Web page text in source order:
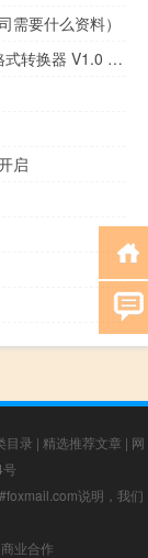
要什么资料）
双冠QLV格式转换器 V1.0 免费版（双冠QLV格式转换器 V1.0 免费版功能简介）
启
目录 | 精选推荐文章 | 网
说明，我们
业合作